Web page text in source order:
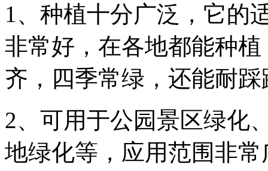
1、种植十分广泛，它的
非常好，在各地都能种
齐，四季常绿，还能耐
2、可用于公园景区绿化
地绿化等，应用范围非常